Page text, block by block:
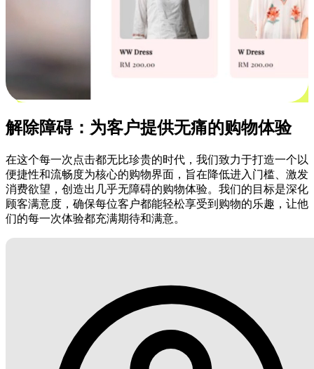
解除障碍：为客户提供无痛的购物体验
在这个每一次点击都无比珍贵的时代，我们致力于打造一个以
便捷性和流畅度为核心的购物界面，旨在降低进入门槛、激发
消费欲望，创造出几乎无障碍的购物体验。我们的目标是深化
顾客满意度，确保每位客户都能轻松享受到购物的乐趣，让他
们的每一次体验都充满期待和满意。